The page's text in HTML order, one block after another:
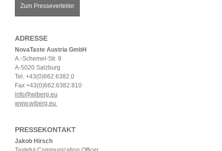
Zum Presseverteiler
ADRESSE
NovaTaste Austria GmbH
A.-Schemel-Str. 9
A-5020 Salzburg
Tel. +43(0)662.6382.0
Fax +43(0)662.6382.810
info@wiberg.eu
www.wiberg.eu
PRESSEKONTAKT
Jakob Hirsch